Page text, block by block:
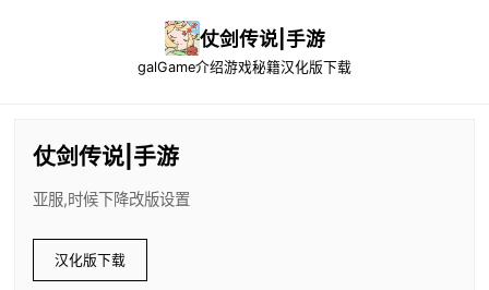
仗剑传说|手游
galGame介绍游戏秘籍汉化版下载
仗剑传说|手游
亚服,时候下降改版设置
汉化版下载